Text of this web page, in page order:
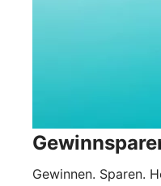
Gewinnen. Sparen.